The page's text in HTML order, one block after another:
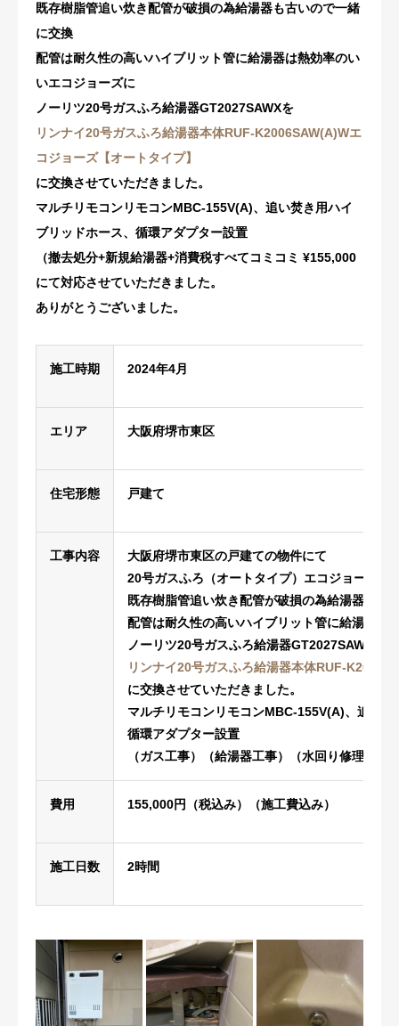
既存樹脂管追い炊き配管が破損の為給湯器も古いので一緒
に交換
配管は耐久性の高いハイブリット管に給湯器は熱効率のい
いエコジョーズに
ノーリツ20号ガスふろ給湯器GT2027SAWXを
リンナイ20号ガスふろ給湯器本体RUF-K2006SAW(A)Wエ
コジョーズ【オートタイプ】
に交換させていただきました。
マルチリモコンリモコンMBC-155V(A)、追い焚き用ハイ
ブリッドホース、循環アダプター設置
（撤去処分+新規給湯器+消費税すべてコミコミ ¥155,000
にて対応させていただきました。
ありがとうございました。
施工時期 2024年4月
エリア 大阪府堺市東区
住宅形態 戸建て
工事内容
大阪府堺市東区の戸建ての物件にて
20号ガスふろ（オートタイプ）エコジョーズ給
既存樹脂管追い炊き配管が破損の為給湯器も古
配管は耐久性の高いハイブリット管に給湯器は
ノーリツ20号ガスふろ給湯器GT2027SAWXを
リンナイ20号ガスふろ給湯器本体RUF-
に交換させていただきました。
マルチリモコンリモコンMBC-155V(A)、追い
循環アダプター設置
（ガス工事）（給湯器工事）（水回り修理）
費用 155,000円（税込み）（施工費込み）
施工日数 2時間